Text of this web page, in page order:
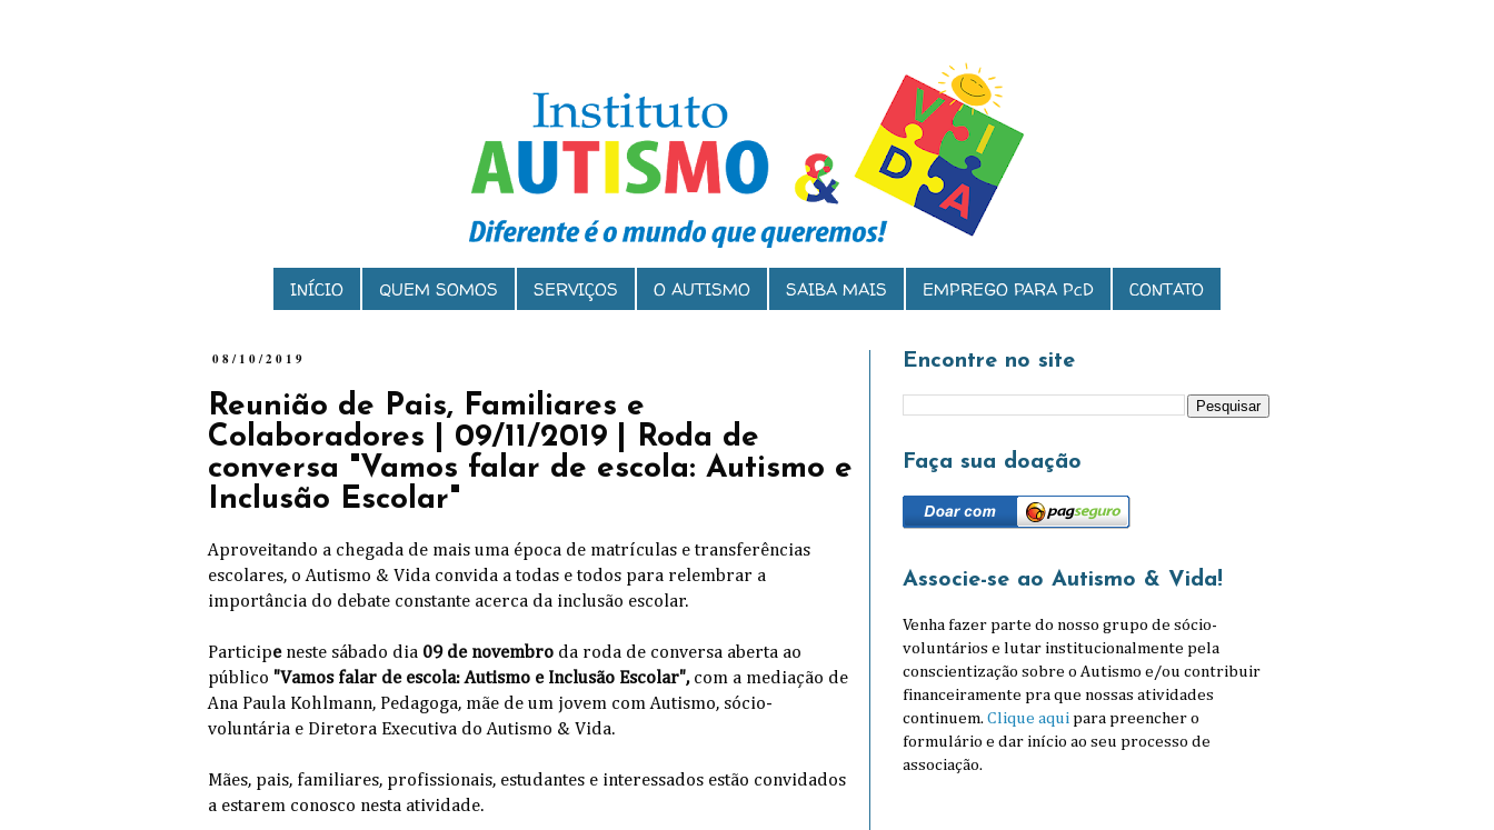
INÍCIO QUEM SOMOS SERVIÇOS O AUTISMO SAIBA MAIS EMPREGO PARA PcD CONTATO
08/10/2019
Reunião de Pais, Familiares e
Colaboradores | 09/11/2019 | Roda de
conversa "Vamos falar de escola: Autismo e
Inclusão Escolar"
Aproveitando a chegada de mais uma época de matrículas e transferências
escolares, o Autismo & Vida convida a todas e todos para relembrar a
importância do debate constante acerca da inclusão escolar.
Participe neste sábado dia 09 de novembro da roda de conversa aberta ao
público "Vamos falar de escola: Autismo e Inclusão Escolar",com a mediação de
Ana Paula Kohlmann, Pedagoga, mãe de um jovem com Autismo, sócio-
voluntária e Diretora Executiva do Autismo & Vida.
Mães, pais, familiares, profissionais, estudantes e interessados estão convidados
a estarem conosco nesta atividade.
Encontre no site
Faça sua doação
Associe-se ao Autismo & Vida!
Venha fazer parte do nosso grupo de sócio-
voluntários e lutar institucionalmente pela
conscientização sobre o Autismo e/ou contribuir
financeiramente pra que nossas atividades
continuem. Clique aqui para preencher o
formulário e dar início ao seu processo de
associação.